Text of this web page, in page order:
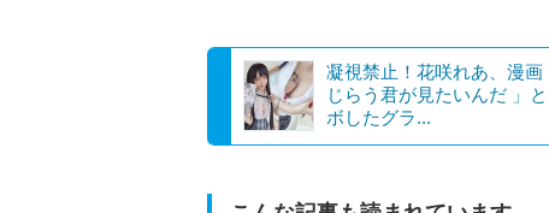
凝視禁止！花咲れあ、漫画
じらう君が見たいんだ 」
ボしたグラ...